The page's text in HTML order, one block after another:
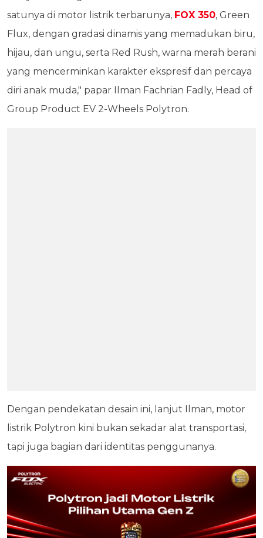
satunya di motor listrik terbarunya, FOX 350, Green
Flux, dengan gradasi dinamis yang memadukan biru,
hijau, dan ungu, serta Red Rush, warna merah berani
yang mencerminkan karakter ekspresif dan percaya
diri anak muda," papar Ilman Fachrian Fadly, Head of
Group Product EV 2-Wheels Polytron.
Dengan pendekatan desain ini, lanjut Ilman, motor
listrik Polytron kini bukan sekadar alat transportasi,
tapi juga bagian dari identitas penggunanya.